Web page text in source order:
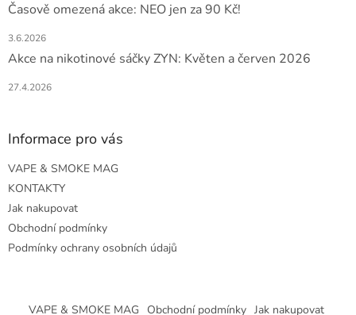
Časově omezená akce: NEO jen za 90 Kč!
3.6.2026
Akce na nikotinové sáčky ZYN: Květen a červen 2026
27.4.2026
Informace pro vás
VAPE & SMOKE MAG
KONTAKTY
Jak nakupovat
Obchodní podmínky
Podmínky ochrany osobních údajů
VAPE & SMOKE MAG Obchodní podmínky Jak nakupovat